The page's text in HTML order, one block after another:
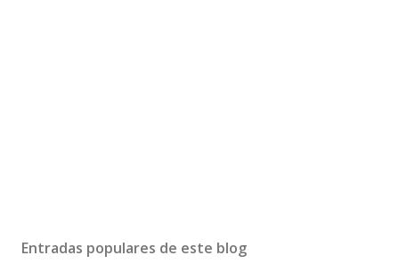
Entradas populares de este blog